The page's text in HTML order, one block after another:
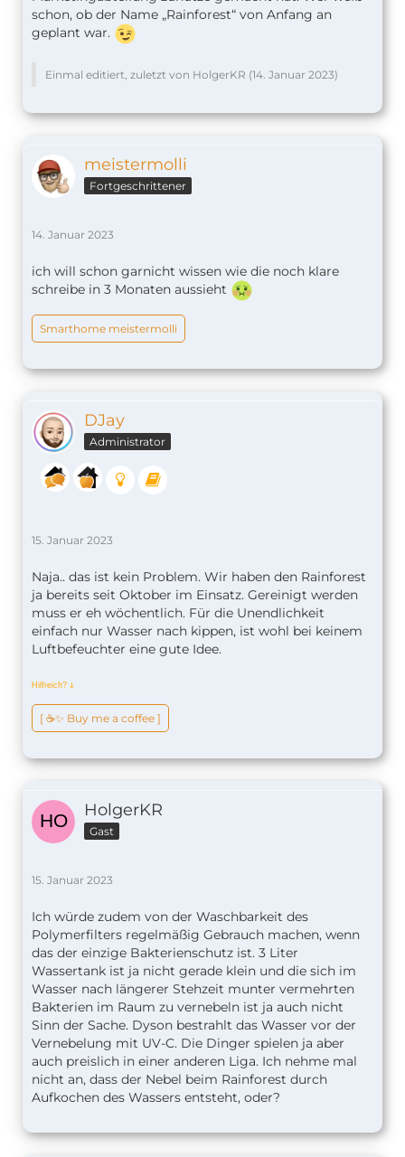
schon, ob der Name „Rainforest“ von Anfang an
geplant war.
Einmal editiert, zuletzt von HolgerKR (14. Januar 2023)
meistermolli
Fortgeschrittener
14. Januar 2023
ich will schon garnicht wissen wie die noch klare
schreibe in 3 Monaten aussieht
Smarthome meistermolli
DJay
Administrator
15. Januar 2023
Naja.. das ist kein Problem. Wir haben den Rainforest
ja bereits seit Oktober im Einsatz. Gereinigt werden
muss er eh wöchentlich. Für die Unendlichkeit
einfach nur Wasser nach kippen, ist wohl bei keinem
Luftbefeuchter eine gute Idee.
Hilfreich? ↆ
[ ☕️✨ Buy me a coffee ]
HolgerKR
Gast
15. Januar 2023
Ich würde zudem von der Waschbarkeit des
Polymerfilters regelmäßig Gebrauch machen, wenn
das der einzige Bakterienschutz ist. 3 Liter
Wassertank ist ja nicht gerade klein und die sich im
Wasser nach längerer Stehzeit munter vermehrten
Bakterien im Raum zu vernebeln ist ja auch nicht
Sinn der Sache. Dyson bestrahlt das Wasser vor der
Vernebelung mit UV-C. Die Dinger spielen ja aber
auch preislich in einer anderen Liga. Ich nehme mal
nicht an, dass der Nebel beim Rainforest durch
Aufkochen des Wassers entsteht, oder?